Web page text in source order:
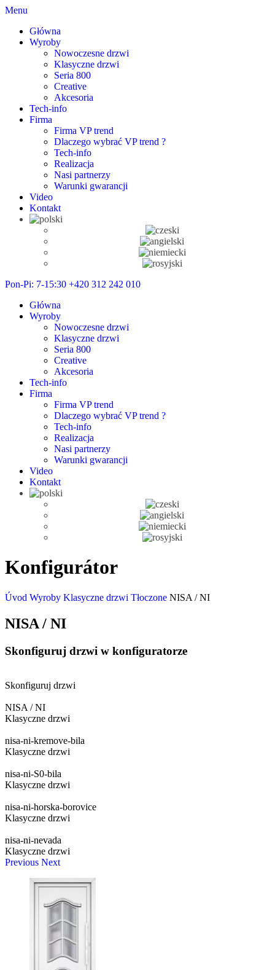
Menu
Główna
Wyroby
Nowoczesne drzwi
Klasyczne drzwi
Seria 800
Creative
Akcesoria
Tech-info
Firma
Firma VP trend
Dlaczego wybrać VP trend ?
Tech-info
Realizacja
Nasi partnerzy
Warunki gwarancji
Video
Kontakt
Pon-Pi: 7-15:30 +420 312 242 010
Główna
Wyroby
Nowoczesne drzwi
Klasyczne drzwi
Seria 800
Creative
Akcesoria
Tech-info
Firma
Firma VP trend
Dlaczego wybrać VP trend ?
Tech-info
Realizacja
Nasi partnerzy
Warunki gwarancji
Video
Kontakt
Konfigurátor
Úvod Wyroby Klasyczne drzwi Tłoczone NISA / NI
NISA / NI
Skonfiguruj drzwi w konfiguratorze
Skonfiguruj drzwi
NISA / NI
Klasyczne drzwi
nisa-ni-kremove-bila
Klasyczne drzwi
nisa-ni-S0-bila
Klasyczne drzwi
nisa-ni-horska-borovice
Klasyczne drzwi
nisa-ni-nevada
Klasyczne drzwi
Previous Next